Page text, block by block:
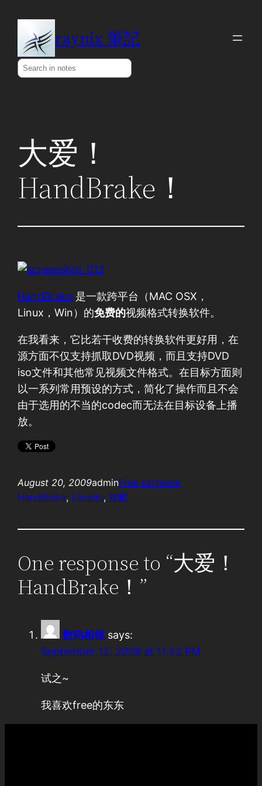
content
raynix 筆記
Search
大爱！
HandBrake！
HandBrake 是一款跨平台（MAC OSX，
Linux，Win）的免费的视频格式转换软件。
在我看来，它比若干收费的转换软件更好用，在
源方面不仅支持抓取DVD视频，而且支持DVD
iso文件和其他常见视频文件格式。在目标方面则
以一系列常用预设的方式，简化了操作而且不会
由于选用的不当的codec而无法在目标设备上播
放。
August 20, 2009adminFree software
HandBrake, Ubuntu, 视频
One response to “大爱！
HandBrake！”
数码相框 says:
September 12, 2009 at 11:52 PM
试之~
我喜欢free的东东